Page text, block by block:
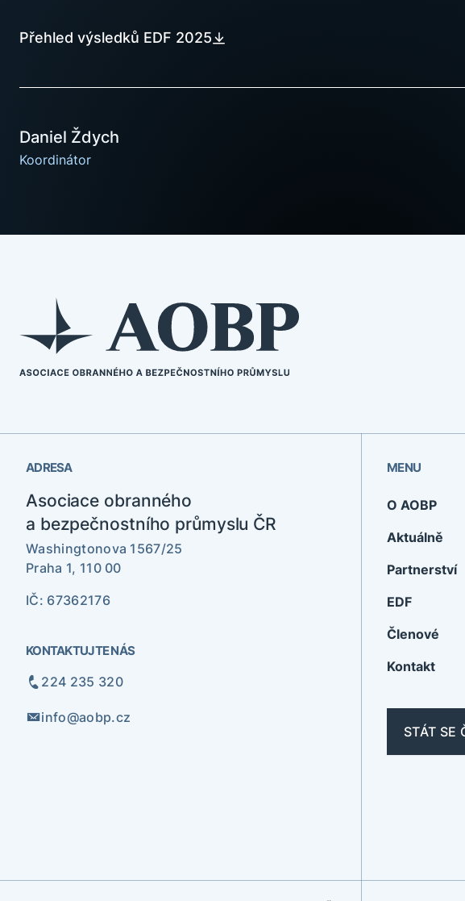
Přehled výsledků EDF 2025
Daniel Ždych
Koordinátor
ADRESA
Asociace obranného
a bezpečnostního průmyslu ČR
Washingtonova 1567/25
Praha 1, 110 00
IČ: 67362176
KONTAKTUJTE NÁS
224 235 320
info@aobp.cz
MENU
O AOBP
Aktuálně
Partnerství
EDF
Členové
Kontakt
STÁT SE